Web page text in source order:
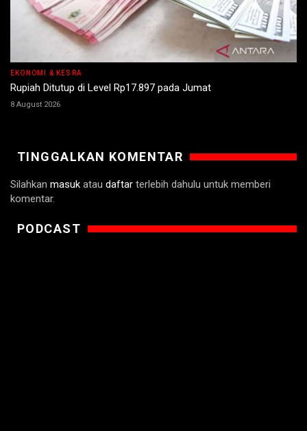
EKONOMI & KESRA
Rupiah Ditutup di Level Rp17.897 pada Jumat
8 August 2026
TINGGALKAN KOMENTAR
Silahkan masuk atau daftar terlebih dahulu untuk memberi
komentar.
PODCAST